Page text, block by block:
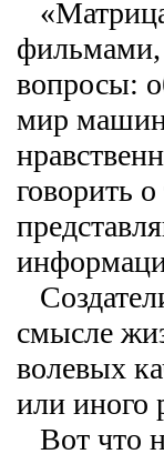
фильмами,
вопросы:
мир
говорить
смысле
волевых
или иного
Вот что